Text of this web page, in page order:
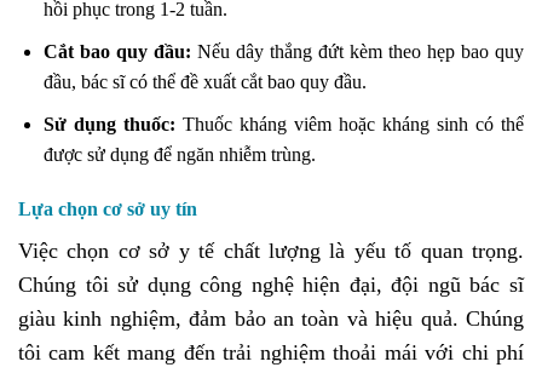
hồi phục trong 1-2 tuần.
Cắt bao quy đầu: Nếu dây thắng đứt kèm theo hẹp bao quy
đầu, bác sĩ có thể đề xuất cắt bao quy đầu.
Sử dụng thuốc: Thuốc kháng viêm hoặc kháng sinh có thể
được sử dụng để ngăn nhiễm trùng.
Lựa chọn cơ sở uy tín
Việc chọn cơ sở y tế chất lượng là yếu tố quan trọng.
Chúng tôi sử dụng công nghệ hiện đại, đội ngũ bác sĩ
giàu kinh nghiệm, đảm bảo an toàn và hiệu quả. Chúng
tôi cam kết mang đến trải nghiệm thoải mái với chi phí